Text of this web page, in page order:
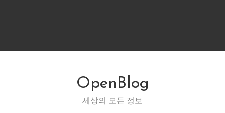
OpenBlog
세상의 모든 정보